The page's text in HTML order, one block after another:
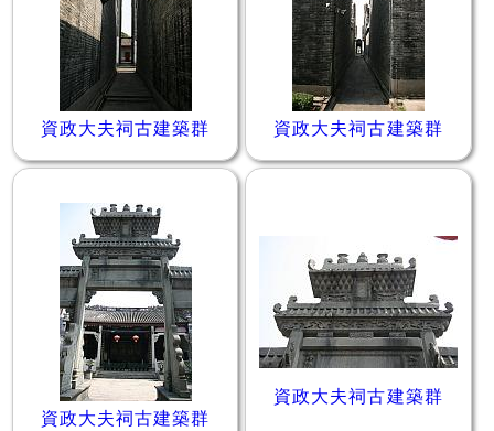
資政大夫祠古建築群 資政大夫祠古建築群
資政大夫祠古建築群
資政大夫祠古建築群